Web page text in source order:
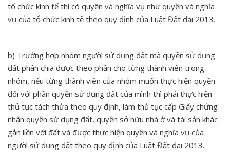
tổ chức kinh tế thì có quyền và nghĩa vụ như quyền và nghĩa
vụ của tổ chức kinh tế theo quy định của Luật Đất đai 2013.
b) Trường hợp nhóm người sử dụng đất mà quyền sử dụng
đất phân chia được theo phần cho từng thành viên trong
nhóm, nếu từng thành viên của nhóm muốn thực hiện quyền
đối với phần quyền sử dụng đất của mình thì phải thực hiện
thủ tục tách thửa theo quy định, làm thủ tục cấp Giấy chứng
nhận quyền sử dụng đất, quyền sở hữu nhà ở và tài sản khác
gắn liền với đất và được thực hiện quyền và nghĩa vụ của
người sử dụng đất theo quy định của Luật Đất đai 2013.